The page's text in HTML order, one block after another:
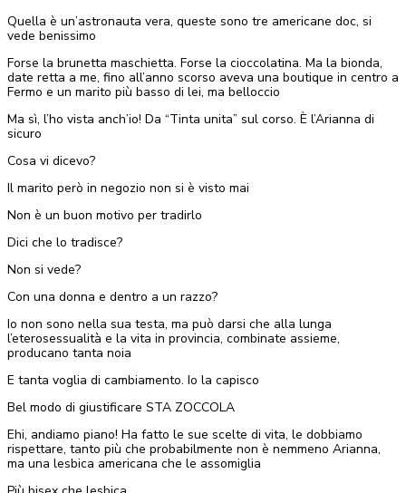
Quella è un’astronauta vera, queste sono tre americane doc, si
vede benissimo
Forse la brunetta maschietta. Forse la cioccolatina. Ma la bionda,
date retta a me, fino all’anno scorso aveva una boutique in centro a
Fermo e un marito più basso di lei, ma belloccio
Ma sì, l’ho vista anch’io! Da “Tinta unita” sul corso. È l’Arianna di
sicuro
Cosa vi dicevo?
Il marito però in negozio non si è visto mai
Non è un buon motivo per tradirlo
Dici che lo tradisce?
Non si vede?
Con una donna e dentro a un razzo?
Io non sono nella sua testa, ma può darsi che alla lunga
l’eterosessualità e la vita in provincia, combinate assieme,
producano tanta noia
E tanta voglia di cambiamento. Io la capisco
Bel modo di giustificare STA ZOCCOLA
Ehi, andiamo piano! Ha fatto le sue scelte di vita, le dobbiamo
rispettare, tanto più che probabilmente non è nemmeno Arianna,
ma una lesbica americana che le assomiglia